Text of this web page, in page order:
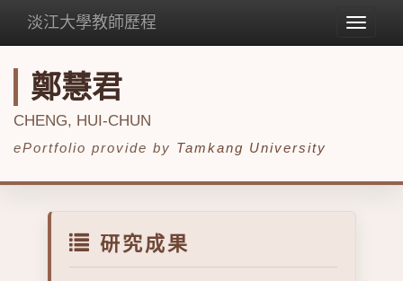
Toggle
淡江大學教師歷程
鄭慧君
CHENG, HUI-CHUN
ePortfolio provide by Tamkang University
研究成果